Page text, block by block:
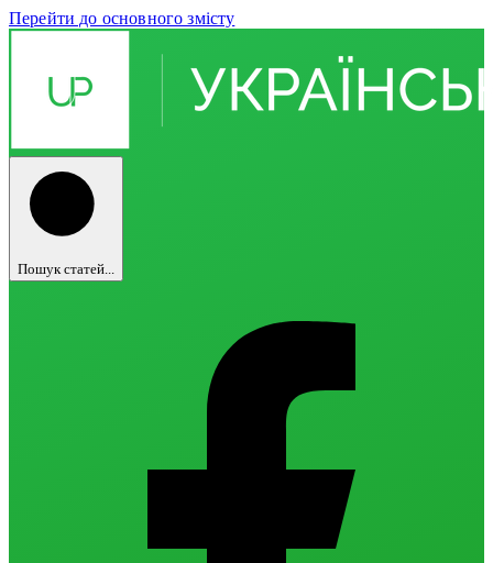
Перейти до основного змісту
Пошук статей...